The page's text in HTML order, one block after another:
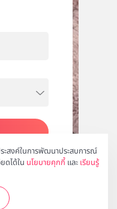
สงค์ในการพัฒนาประสบการณ์
ดได้ใน นโยบายคุกกี้ และ เรียนรู้
ที่